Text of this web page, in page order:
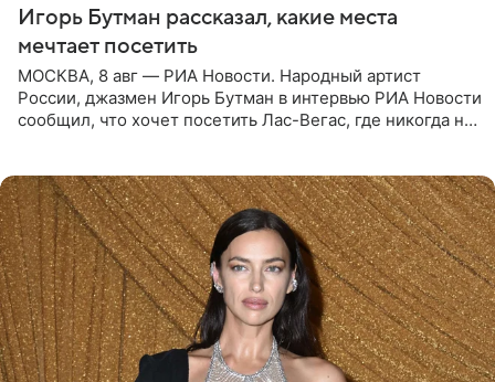
Игорь Бутман рассказал, какие места
мечтает посетить
МОСКВА, 8 авг — РИА Новости. Народный артист
России, джазмен Игорь Бутман в интервью РИА Новости
сообщил, что хочет посетить Лас-Вегас, где никогда не